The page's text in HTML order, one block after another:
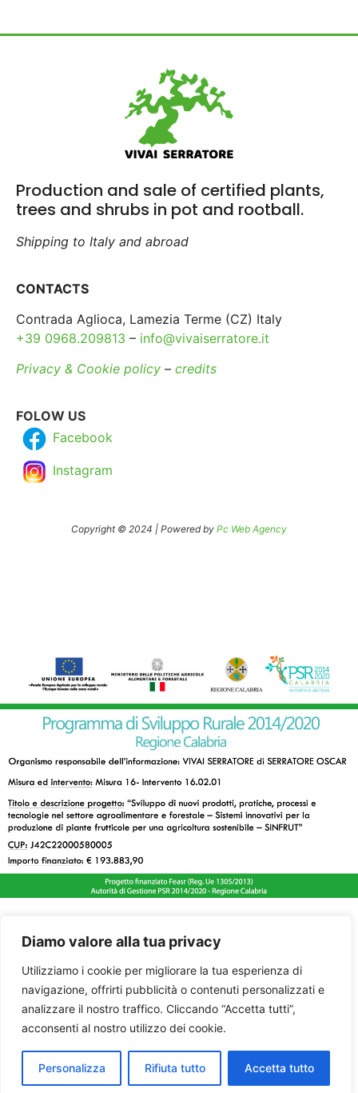
Diamo valore alla tua privacy
Utilizziamo i cookie per migliorare la tua esperienza di
navigazione, offrirti pubblicità o contenuti personalizzati e
analizzare il nostro traffico. Cliccando “Accetta tutti”,
acconsenti al nostro utilizzo dei cookie.
Personalizza Rifiuta tutto Accetta tutto
Production and sale of certified plants,
trees and shrubs in pot and rootball.
Shipping to Italy and abroad
CONTACTS
Contrada Aglioca, Lamezia Terme (CZ) Italy
+39 0968.209813 – info@vivaiserratore.it
Privacy & Cookie policy – credits
FOLOW US
Facebook
Instagram
Copyright © 2024 | Powered by Pc Web Agency